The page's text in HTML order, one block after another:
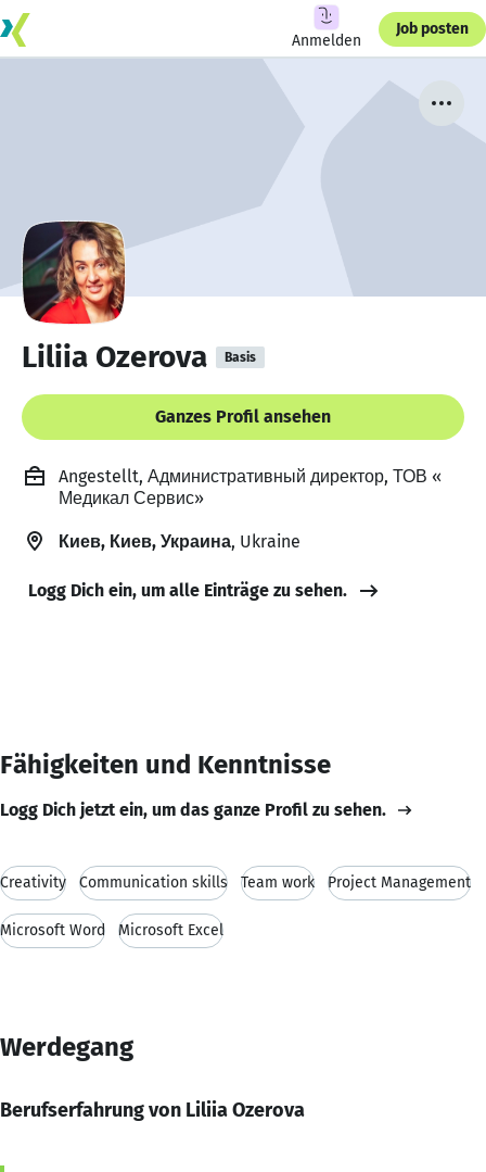
Anmelden
Job posten
Liliia Ozerova Basis
Ganzes Profil ansehen
Angestellt, Административный директор, ТОВ «
Медикал Сервис»
Киев, Киев, Украина, Ukraine
Logg Dich ein, um alle Einträge zu sehen.
Fähigkeiten und Kenntnisse
Logg Dich jetzt ein, um das ganze Profil zu sehen.
Creativity Communication skills Team work Project Management
Microsoft Word Microsoft Excel
Werdegang
Berufserfahrung von Liliia Ozerova